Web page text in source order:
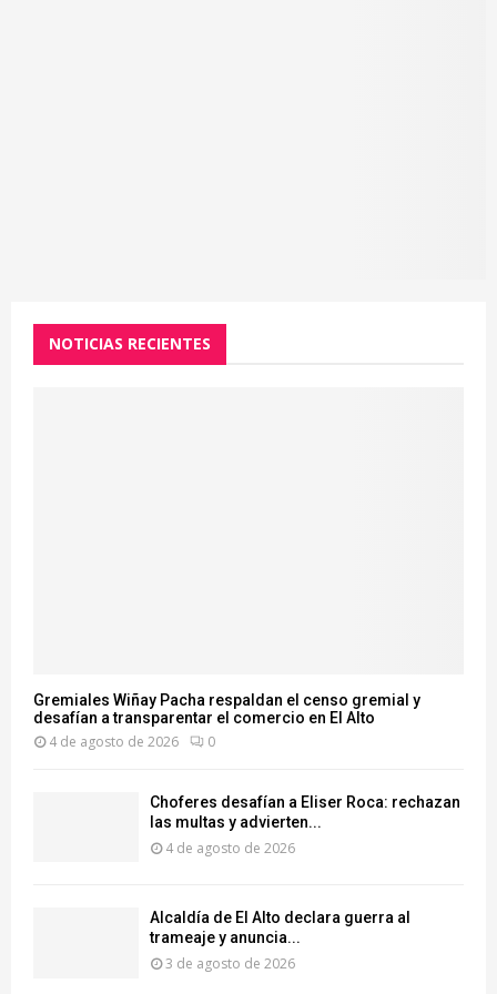
NOTICIAS RECIENTES
Gremiales Wiñay Pacha respaldan el censo gremial y
desafían a transparentar el comercio en El Alto
4 de agosto de 2026 0
Choferes desafían a Eliser Roca: rechazan
las multas y advierten...
4 de agosto de 2026
‎Alcaldía de El Alto declara guerra al
trameaje y anuncia...
3 de agosto de 2026